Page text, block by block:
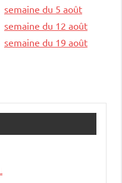
semaine du 5 août
semaine du 12 août
semaine du 19 août